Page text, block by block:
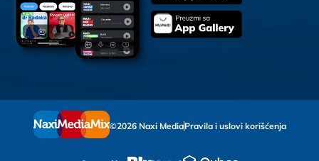
©2026 Naxi MediaPravila i uslovi korišćenja